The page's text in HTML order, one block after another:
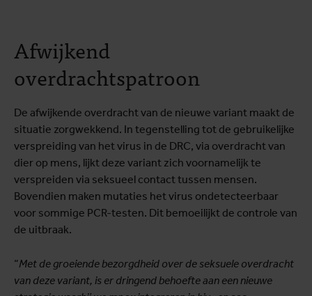
Afwijkend
overdrachtspatroon
De afwijkende overdracht van de nieuwe variant maakt de
situatie zorgwekkend. In tegenstelling tot de gebruikelijke
verspreiding van het virus in de DRC, via overdracht van
dier op mens, lijkt deze variant zich voornamelijk te
verspreiden via seksueel contact tussen mensen.
Bovendien maken mutaties het virus ondetecteerbaar
voor sommige PCR-testen. Dit bemoeilijkt de controle van
de uitbraak.
“Met de groeiende bezorgdheid over de seksuele overdracht
van deze variant, is er dringend behoefte aan een nieuwe